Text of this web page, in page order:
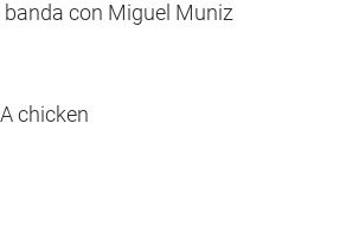
banda con Miguel Muniz
chicken